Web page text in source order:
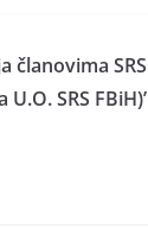
članovima SRS
SRS FBiH)’